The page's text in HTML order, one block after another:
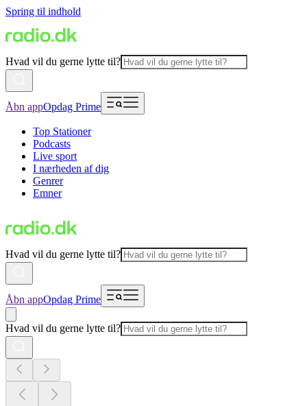
Spring til indhold
Hvad vil du gerne lytte til?
Åbn appOpdag Prime
Top Stationer
Podcasts
Live sport
I nærheden af dig
Genrer
Emner
Hvad vil du gerne lytte til?
Åbn appOpdag Prime
Hvad vil du gerne lytte til?